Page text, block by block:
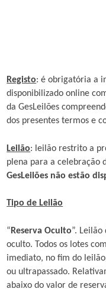
Registo: é obrigatória a
disponibilizado online
da GesLeilões
dos presentes termos e
Leilão: leilão restrito a
plena para a celebração
GesLeilões não estão
Tipo de Leilão
“ Reserva Oculto”.
oculto. Todos os lotes
imediato, no fim do
ou ultrapassado.
abaixo do valor de